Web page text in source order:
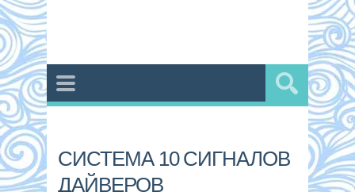
СИСТЕМА 10 СИГНАЛОВ
ДАЙВЕРОВ